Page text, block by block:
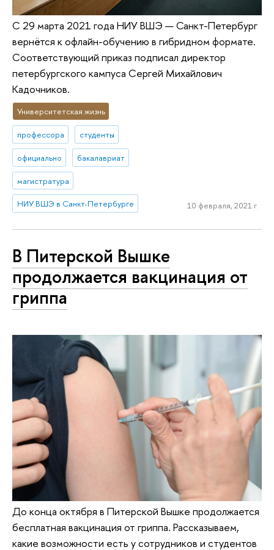
С 29 марта 2021 года НИУ ВШЭ — Санкт-Петербург
вернётся к офлайн-обучению в гибридном формате.
Соответствующий приказ подписал директор
петербургского кампуса Сергей Михайлович
Кадочников.
Университетская жизнь
профессора студенты
официально бакалавриат
магистратура
НИУ ВШЭ в Санкт-Петербурге 10 февраля, 2021 г.
В Питерской Вышке
продолжается вакцинация от
гриппа
До конца октября в Питерской Вышке продолжается
бесплатная вакцинация от гриппа. Рассказываем,
какие возможности есть у сотрудников и студентов